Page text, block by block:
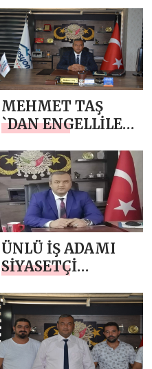
MEHMET TAŞ
`DAN ENGELLİLER
ÜNLÜ İŞ ADAMI
SİYASETÇİ
`DAN ’12 EYLÜL’
MESAJI